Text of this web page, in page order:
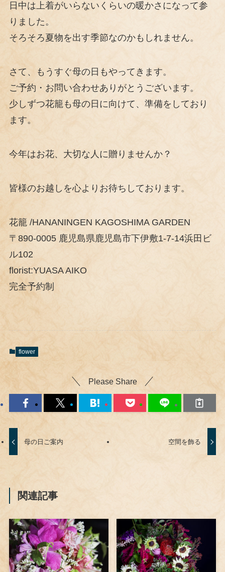
日中は上着がいらないくらいの暖かさになって参
りました。
そろそろ夏物を出す季節なのかもしれません。
さて、もうすぐ母の日もやってきます。
ご予約・お問い合わせありがとうございます。
少しずつ花籠も母の日に向けて、準備をしており
ます。
今年はお花、大切な人に贈りませんか？
皆様のお越しを心よりお待ちしております。
花籠 /HANANINGEN KAGOSHIMA GARDEN
〒890-0005 鹿児島県鹿児島市下伊敷1-7-14浜田ビ
ル102
florist:YUASA AIKO
完全予約制
flower
Please Share
母の日ご案内 空間を飾る
関連記事